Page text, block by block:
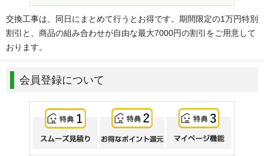
交換工事は、同日にまとめて行うとお得です。期間限定の1万円特別
割引と、商品の組み合わせが自由な最大7000円の割引をご用意して
おります。
会員登録について